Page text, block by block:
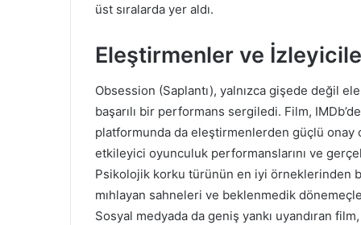
üst sıralarda yer aldı.
Eleştirmenler ve
Obsession (Saplantı), yalnızca gişede değil
başarılı bir performans sergiledi. Film,
platformunda da eleştirmenlerden güçlü onay
etkileyici oyunculuk performanslarını ve
Psikolojik korku türünün en iyi örneklerinden
mıhlayan sahneleri ve beklenmedik
Sosyal medyada da geniş yankı uyandıran